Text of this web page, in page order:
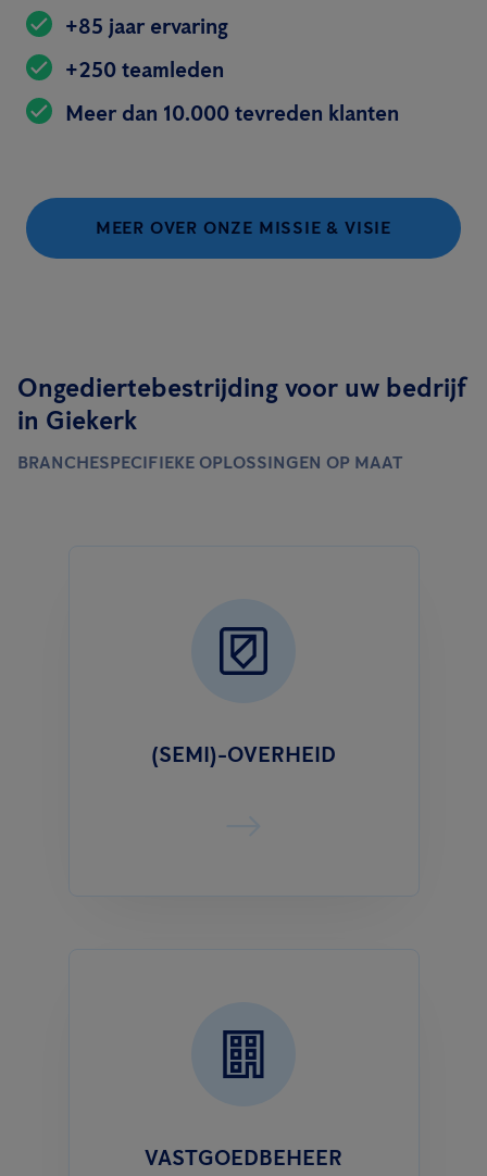
+85 jaar ervaring
+250 teamleden
Meer dan 10.000 tevreden klanten
MEER OVER ONZE MISSIE & VISIE
Ongediertebestrijding voor uw bedrijf
in Giekerk
BRANCHESPECIFIEKE OPLOSSINGEN OP MAAT
(SEMI)-OVERHEID
VASTGOEDBEHEER